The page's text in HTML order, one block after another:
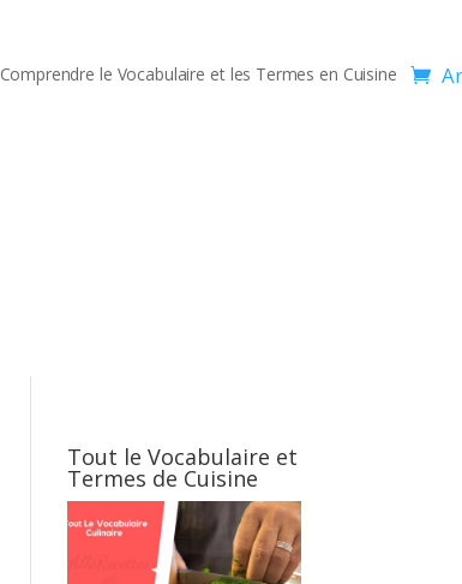
Comprendre le Vocabulaire et les Termes en Cuisine
Tout le Vocabulaire et
Termes de Cuisine